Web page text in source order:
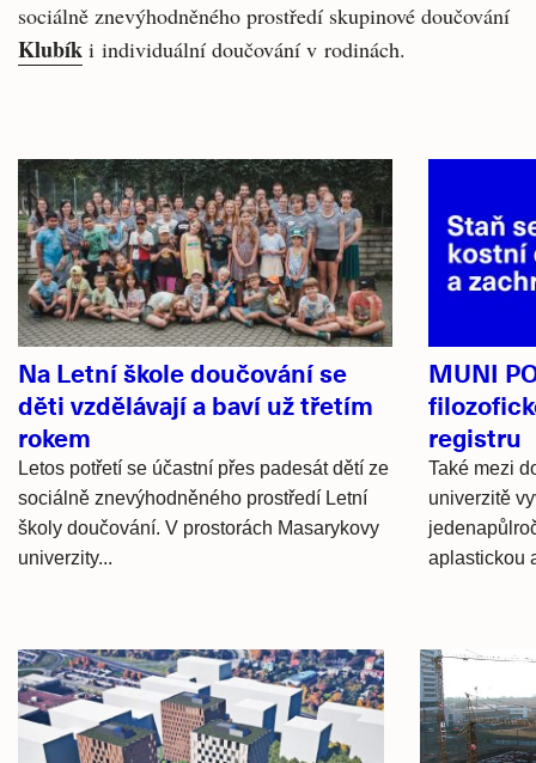
sociálně znevýhodněného prostředí skupinové doučování
Klubík i individuální doučování v rodinách.
Související
články
Na Letní škole doučování se
děti vzdělávají a baví už třetím
rokem
Letos potřetí se účastní přes padesát dětí ze
sociálně znevýhodněného prostředí Letní
školy doučování. V prostorách Masarykovy
univerzity...
MUNI
registru
Také mezi
univerzitě
aplastickou
Hlavní
novinky